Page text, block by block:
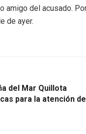
amigo del acusado.
de ayer.
del Mar Quillota
para la atención de